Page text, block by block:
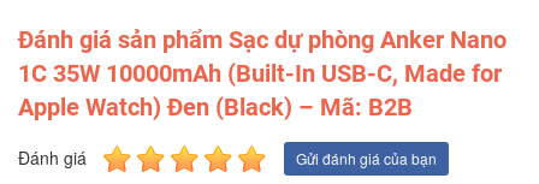
Đánh giá sản phẩm Sạc dự phòng Anker Nano
1C 35W 10000mAh (Built-In USB-C, Made for
Apple Watch) Đen (Black) – Mã: B2B
Đánh giá Gửi đánh giá của bạn